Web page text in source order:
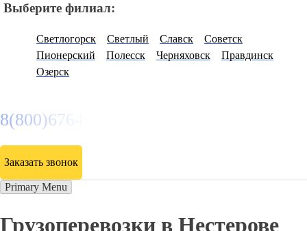
Выберите филиал:
Светлогорск Светлый Славск
Советск
Пионерский
Полесск Черняховск
Правдинск
Озерск
8(800)6764935
Заказать звонок
Primary Menu
Грузоперевозки в Нестерове